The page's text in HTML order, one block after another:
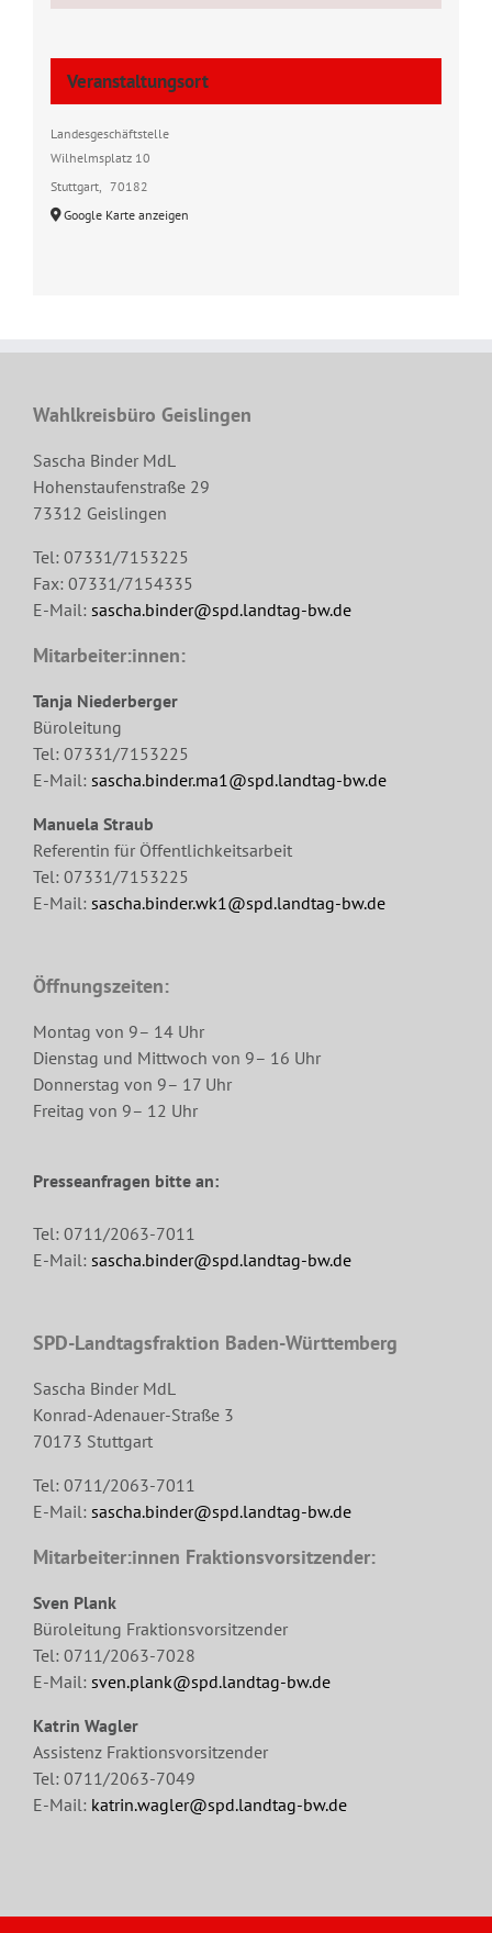
Veranstaltungsort
Landesgeschäftstelle
Wilhelmsplatz 10
Stuttgart,
70182
Google Karte anzeigen
Wahlkreisbüro Geislingen
Sascha Binder MdL
Hohenstaufenstraße 29
73312 Geislingen
Tel: 07331/7153225
Fax: 07331/7154335
E-Mail: sascha.binder@spd.landtag-bw.de
Mitarbeiter:innen:
Tanja Niederberger
Büroleitung
Tel: 07331/7153225
E-Mail: sascha.binder.ma1@spd.landtag-bw.de
Manuela Straub
Referentin für Öffentlichkeitsarbeit
Tel: 07331/7153225
E-Mail: sascha.binder.wk1@spd.landtag-bw.de
Öffnungszeiten:
Montag von 9– 14 Uhr
Dienstag und Mittwoch von 9– 16 Uhr
Donnerstag von 9– 17 Uhr
Freitag von 9– 12 Uhr
Presseanfragen bitte an:
Tel: 0711/2063-7011
E-Mail: sascha.binder@spd.landtag-bw.de
SPD-Landtagsfraktion Baden-Württemberg
Sascha Binder MdL
Konrad-Adenauer-Straße 3
70173 Stuttgart
Tel: 0711/2063-7011
E-Mail: sascha.binder@spd.landtag-bw.de
Mitarbeiter:innen Fraktionsvorsitzender:
Sven Plank
Büroleitung Fraktionsvorsitzender
Tel: 0711/2063-7028
E-Mail: sven.plank@spd.landtag-bw.de
Katrin Wagler
Assistenz Fraktionsvorsitzender
Tel: 0711/2063-7049
E-Mail: katrin.wagler@spd.landtag-bw.de